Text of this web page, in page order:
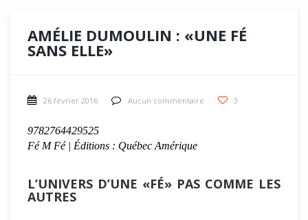
AMÉLIE DUMOULIN : «UNE FÉ
SANS ELLE»
26 février 2016 Aucun commentaire 3
9782764429525
Fé M Fé | Éditions : Québec Amérique
L’UNIVERS D’UNE «FÉ» PAS COMME LES
AUTRES